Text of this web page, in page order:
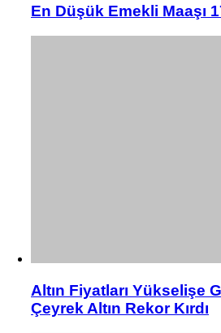
En Düşük Emekli Maaşı
Altın Fiyatları Yükselişe
Çeyrek Altın Rekor Kırdı